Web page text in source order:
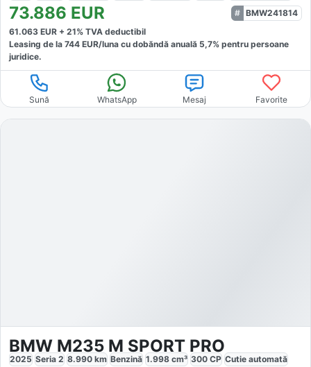
73.886 EUR
BMW241814
61.063 EUR + 21% TVA deductibil
Leasing de la 744 EUR/luna cu dobăndă anuală 5,7% pentru persoane
juridice.
Sună WhatsApp Mesaj Favorite
BMW M235 M SPORT PRO
2025 Seria 2 8.990 km Benzină 1.998 cm³ 300 CP Cutie automată